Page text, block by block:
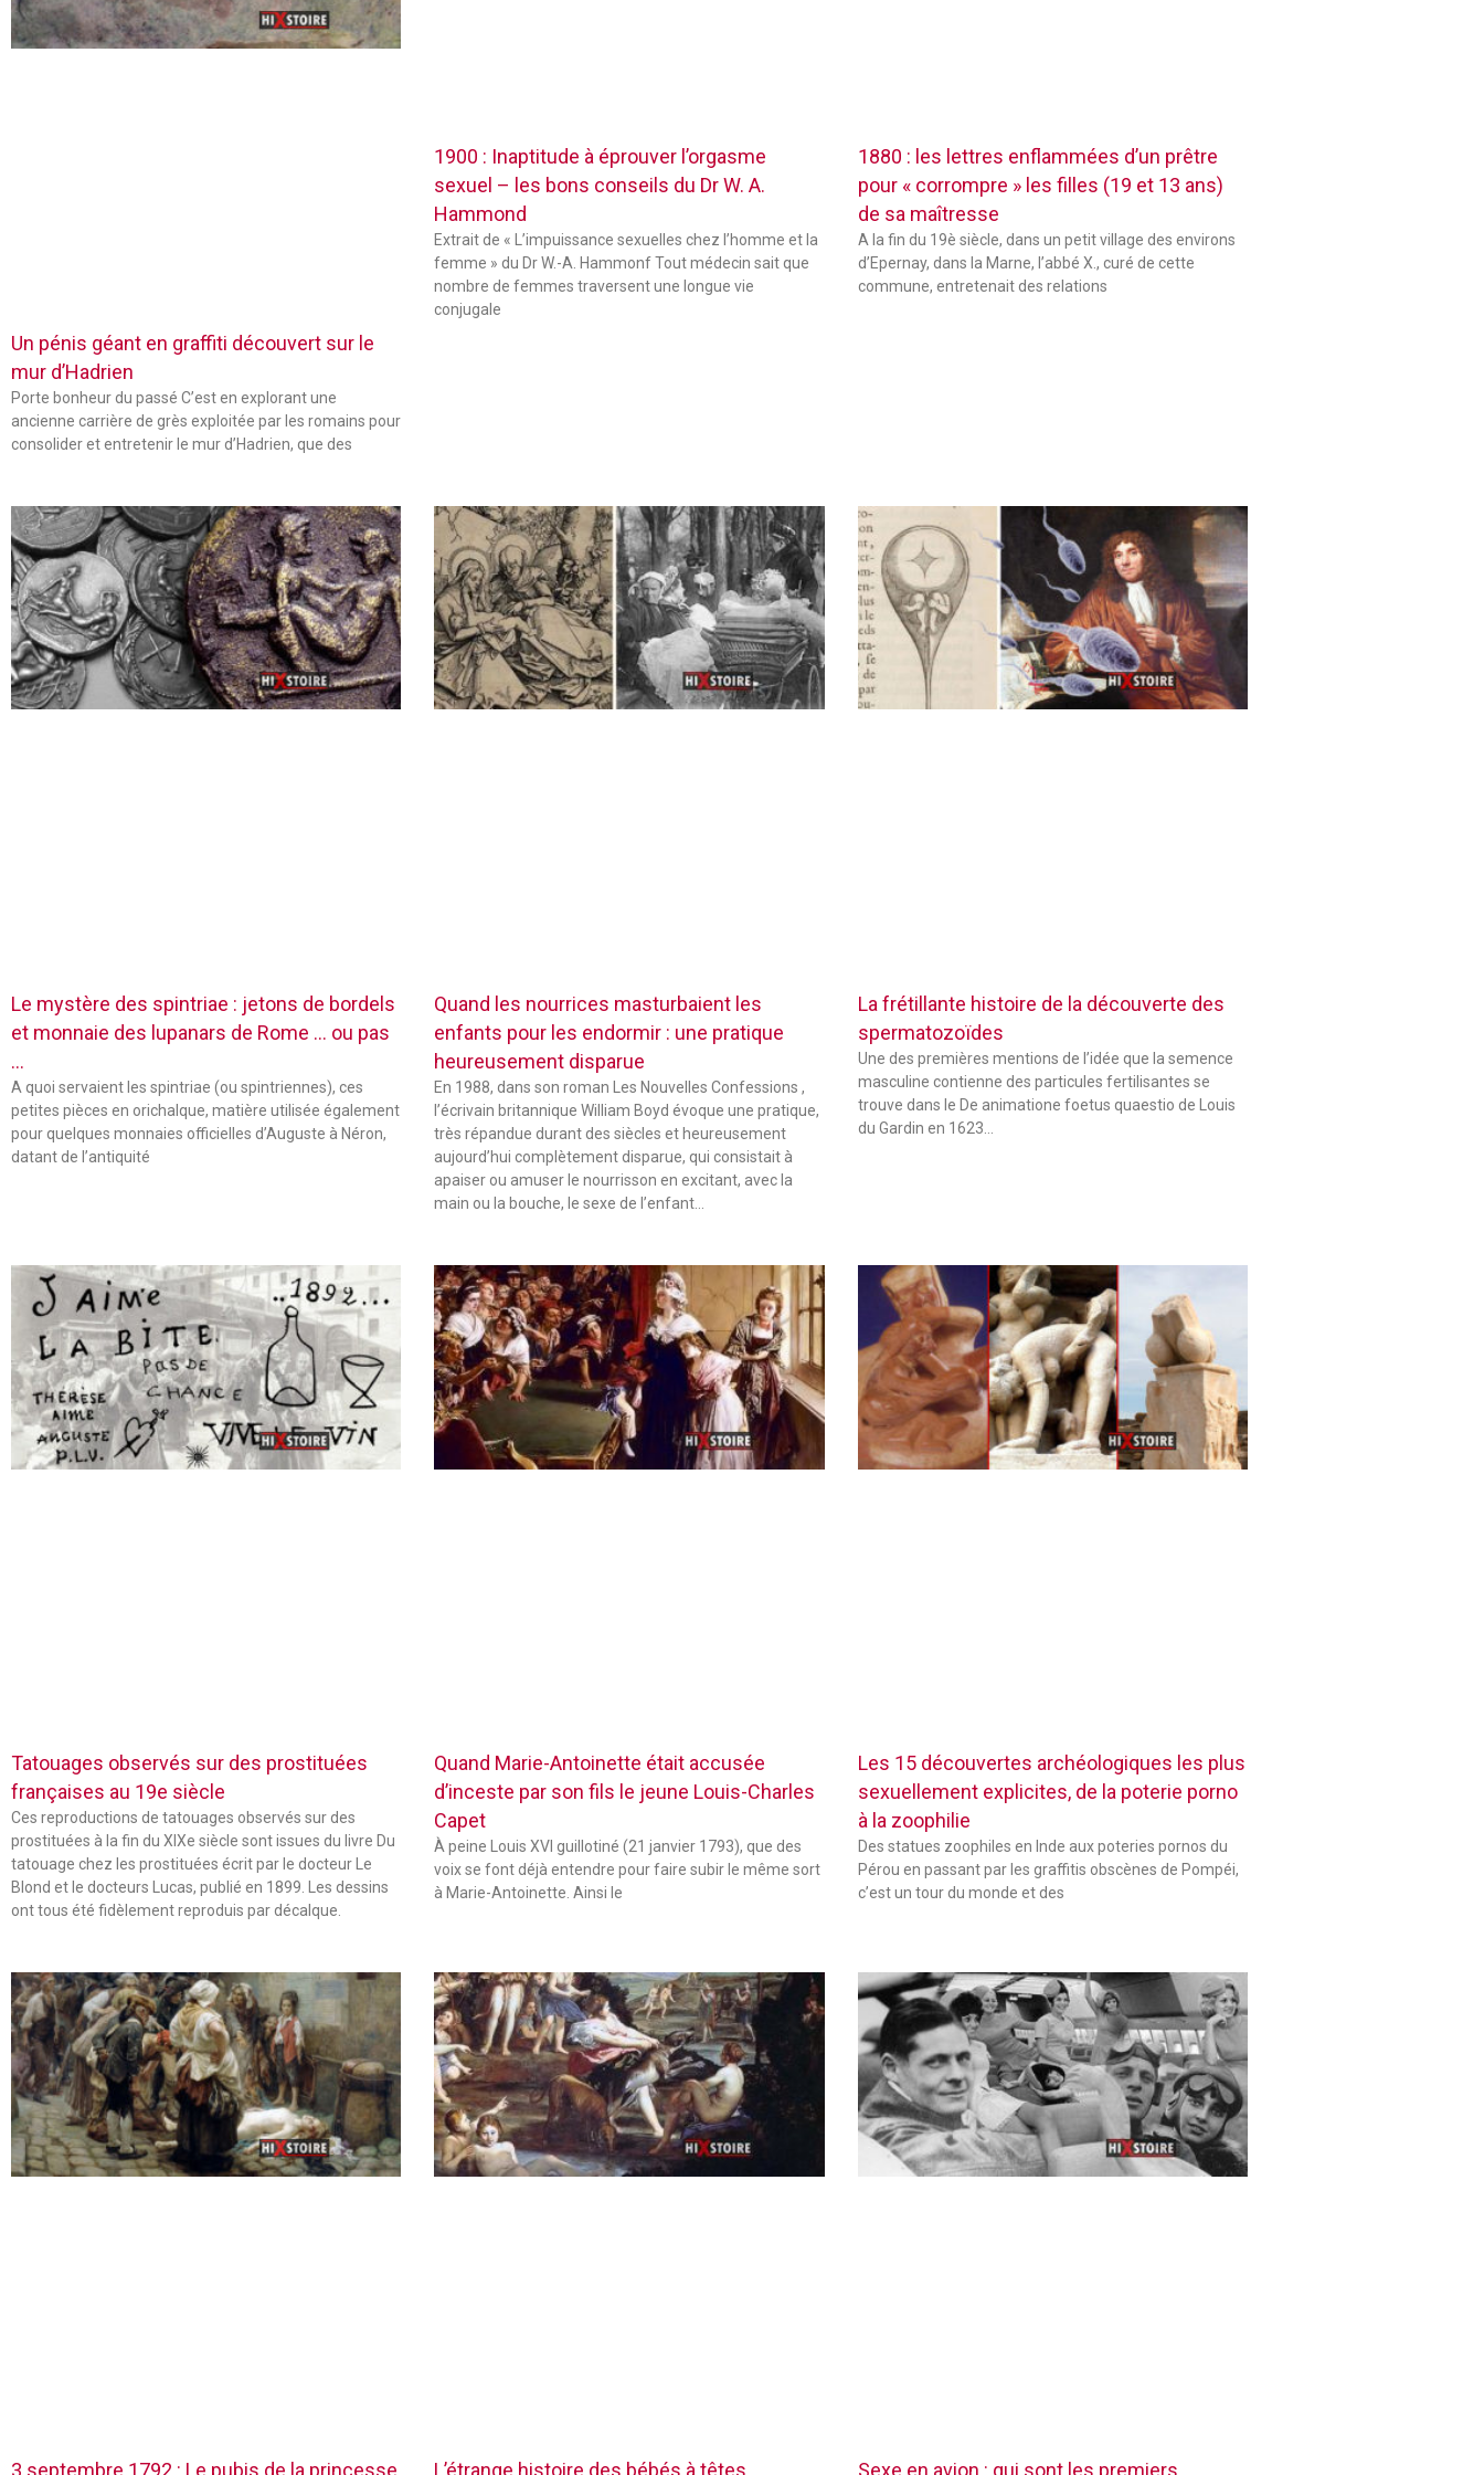
Un pénis géant en graffiti découvert sur le
mur d’Hadrien
Porte bonheur du passé C’est en explorant une
ancienne carrière de grès exploitée par les romains pour
consolider et entretenir le mur d’Hadrien, que des
1900 : Inaptitude à éprouver l’orgasme
sexuel – les bons conseils du Dr W. A.
Hammond
Extrait de « L’impuissance sexuelles chez l’homme et la
femme » du Dr W.-A. Hammonf Tout médecin sait que
nombre de femmes traversent une longue vie
conjugale
1880 : les lettres enflammées d’un prêtre
pour « corrompre » les filles (19 et 13 ans)
de sa maîtresse
A la fin du 19è siècle, dans un petit village des environs
d’Epernay, dans la Marne, l’abbé X., curé de cette
commune, entretenait des relations
Le mystère des spintriae : jetons de bordels
et monnaie des lupanars de Rome … ou pas
…
A quoi servaient les spintriae (ou spintriennes), ces
petites pièces en orichalque, matière utilisée également
pour quelques monnaies officielles d’Auguste à Néron,
datant de l’antiquité
Quand les nourrices masturbaient les
enfants pour les endormir : une pratique
heureusement disparue
En 1988, dans son roman Les Nouvelles Confessions ,
l’écrivain britannique William Boyd évoque une pratique,
très répandue durant des siècles et heureusement
aujourd’hui complètement disparue, qui consistait à
apaiser ou amuser le nourrisson en excitant, avec la
main ou la bouche, le sexe de l’enfant…
La frétillante histoire de la découverte des
spermatozoïdes
Une des premières mentions de l’idée que la semence
masculine contienne des particules fertilisantes se
trouve dans le De animatione foetus quaestio de Louis
du Gardin en 1623…
Tatouages observés sur des prostituées
françaises au 19e siècle
Ces reproductions de tatouages observés sur des
prostituées à la fin du XIXe siècle sont issues du livre Du
tatouage chez les prostituées écrit par le docteur Le
Blond et le docteurs Lucas, publié en 1899. Les dessins
ont tous été fidèlement reproduis par décalque.
Quand Marie-Antoinette était accusée
d’inceste par son fils le jeune Louis-Charles
Capet
À peine Louis XVI guillotiné (21 janvier 1793), que des
voix se font déjà entendre pour faire subir le même sort
à Marie-Antoinette. Ainsi le
Les 15 découvertes archéologiques les plus
sexuellement explicites, de la poterie porno
à la zoophilie
Des statues zoophiles en Inde aux poteries pornos du
Pérou en passant par les graffitis obscènes de Pompéi,
c’est un tour du monde et des
3 septembre 1792 : Le pubis de la princesse L’étrange histoire des bébés à têtes Sexe en avion : qui sont les premiers